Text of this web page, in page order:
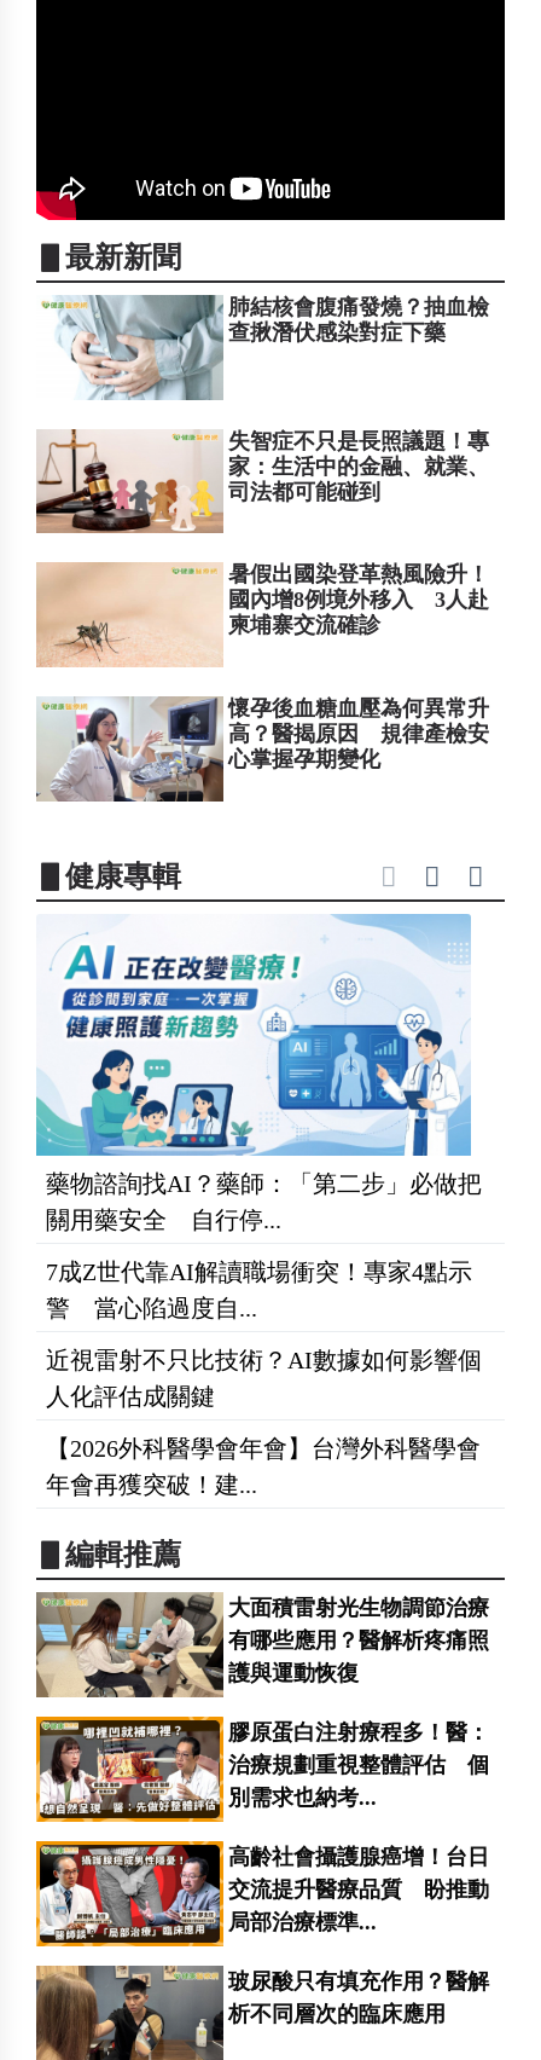
▋最新新聞
肺結核會腹痛發燒？抽血檢
查揪潛伏感染對症下藥
失智症不只是長照議題！專
家：生活中的金融、就業、
司法都可能碰到
暑假出國染登革熱風險升！
國內增8例境外移入 3人赴
柬埔寨交流確診
懷孕後血糖血壓為何異常升
高？醫揭原因 規律產檢安
心掌握孕期變化
▋健康專輯
藥物諮詢找AI？藥師：「第二步」必做把
關用藥安全 自行停...
7成Z世代靠AI解讀職場衝突！專家4點示
警 當心陷過度自...
近視雷射不只比技術？AI數據如何影響個
人化評估成關鍵
【2026外科醫學會年會】台灣外科醫學會
年會再獲突破！建...
▋編輯推薦
大面積雷射光生物調節治療
有哪些應用？醫解析疼痛照
護與運動恢復
膠原蛋白注射療程多！醫：
治療規劃重視整體評估 個
別需求也納考...
高齡社會攝護腺癌增！台日
交流提升醫療品質 盼推動
局部治療標準...
玻尿酸只有填充作用？醫解
析不同層次的臨床應用